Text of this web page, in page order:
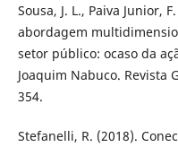
Sousa, J. L., Paiva Junior,
abordagem
setor público: ocaso da
Joaquim Nabuco. Revista
354.
Stefanelli, R. (2018).